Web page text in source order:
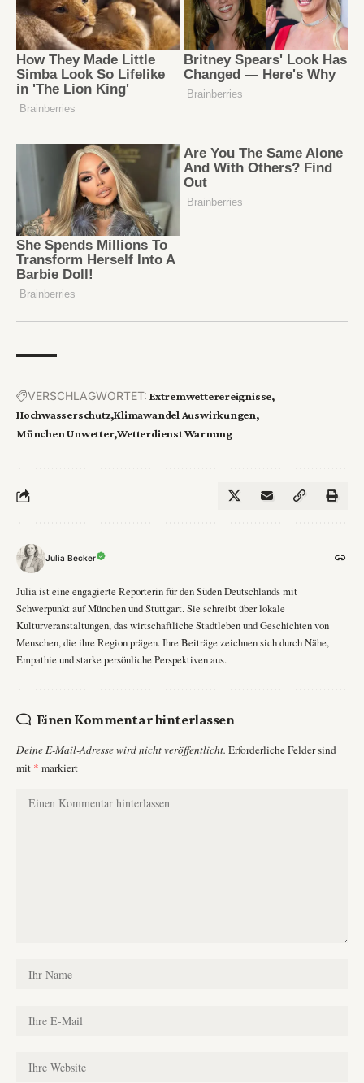
VERSCHLAGWORTET: Extremwetterereignisse
Hochwasserschutz Klimawandel Auswirkungen
München Unwetter Wetterdienst Warnung
Julia Becker
Julia ist eine engagierte Reporterin für den Süden Deutschlands mit
Schwerpunkt auf München und Stuttgart. Sie schreibt über lokale
Kulturveranstaltungen, das wirtschaftliche Stadtleben und Geschichten von
Menschen, die ihre Region prägen. Ihre Beiträge zeichnen sich durch Nähe,
Empathie und starke persönliche Perspektiven aus.
Einen Kommentar hinterlassen
Deine E-Mail-Adresse wird nicht veröffentlicht. Erforderliche Felder sind
mit * markiert